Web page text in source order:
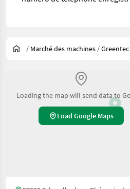
/ Marché des machines /Greentec
Loading the map will send data to
Load Google Maps